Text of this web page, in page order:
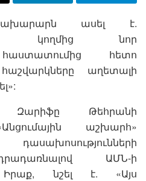
ասել է.
կողմից նոր
հետո
աղետալի
Զարիֆը Թեհրանի
աշխարհ»
ԱՄՆ-ի
նշել է. «Այս